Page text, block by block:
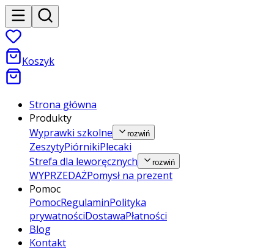
Koszyk
Strona główna
Produkty
Wyprawki szkolne
rozwiń
ZeszytyPiórnikiPlecaki
Strefa dla leworęcznych
rozwiń
WYPRZEDAŻPomysł na prezent
Pomoc
PomocRegulaminPolityka
prywatnościDostawaPłatności
Blog
Kontakt